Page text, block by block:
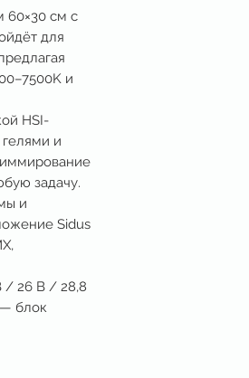
60×30 см с
для
и
HSI-
и
задачу.
и
Sidus
/ 26 В / 28,8
— блок